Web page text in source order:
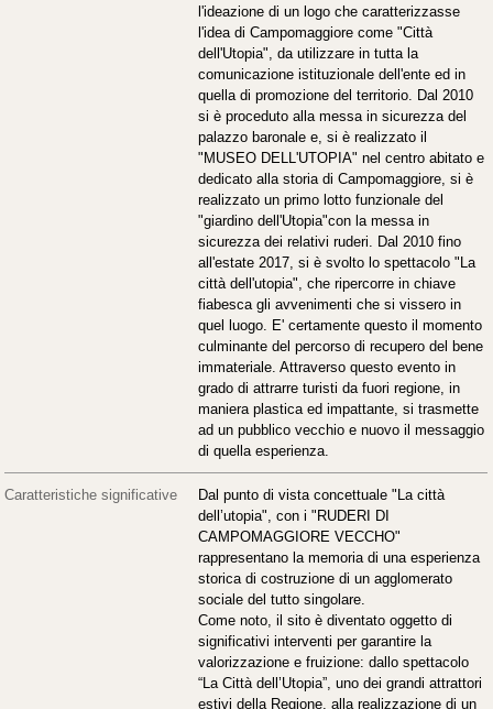
l'ideazione di un logo che caratterizzasse
l'idea di Campomaggiore come "Città
dell'Utopia", da utilizzare in tutta la
comunicazione istituzionale dell'ente ed in
quella di promozione del territorio. Dal 2010
si è proceduto alla messa in sicurezza del
palazzo baronale e, si è realizzato il
"MUSEO DELL'UTOPIA" nel centro abitato e
dedicato alla storia di Campomaggiore, si è
realizzato un primo lotto funzionale del
"giardino dell'Utopia"con la messa in
sicurezza dei relativi ruderi. Dal 2010 fino
all'estate 2017, si è svolto lo spettacolo "La
città dell'utopia", che ripercorre in chiave
fiabesca gli avvenimenti che si vissero in
quel luogo. E' certamente questo il momento
culminante del percorso di recupero del bene
immateriale. Attraverso questo evento in
grado di attrarre turisti da fuori regione, in
maniera plastica ed impattante, si trasmette
ad un pubblico vecchio e nuovo il messaggio
di quella esperienza.
Caratteristiche significative
Dal punto di vista concettuale "La città
dell’utopia", con i "RUDERI DI
CAMPOMAGGIORE VECCHO"
rappresentano la memoria di una esperienza
storica di costruzione di un agglomerato
sociale del tutto singolare.
Come noto, il sito è diventato oggetto di
significativi interventi per garantire la
valorizzazione e fruizione: dallo spettacolo
“La Città dell’Utopia”, uno dei grandi attrattori
estivi della Regione, alla realizzazione di un